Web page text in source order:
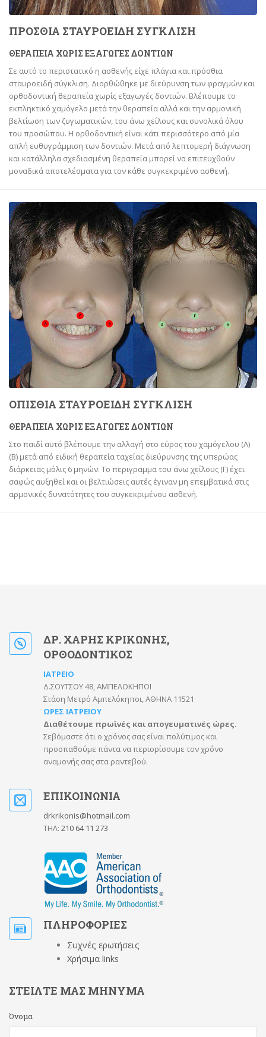
ΠΡΟΣΘΙΑ ΣΤΑΥΡΟΕΙΔΗ ΣΥΓΚΛΙΣΗ
ΘΕΡΑΠΕΙΑ ΧΩΡΙΣ ΕΞΑΓΩΓΕΣ ΔΟΝΤΙΩΝ
Σε αυτό το περιστατικό η ασθενής είχε πλάγια και πρόσθια
σταυροειδή σύγκλιση. Διορθώθηκε με διεύρυνση των φραγμών και
ορθοδοντική θεραπεία χωρίς εξαγωγές δοντιών. Βλέπουμε το
εκπληκτικό χαμόγελο μετά την θεραπεία αλλά και την αρμονική
βελτίωση των ζυγωματικών, του άνω χείλους και συνολικά όλου
του προσώπου. Η ορθοδοντική είναι κάτι περισσότερο από μία
απλή ευθυγράμμιση των δοντιών. Μετά από λεπτομερή διάγνωση
και κατάλληλα σχεδιασμένη θεραπεία μπορεί να επιτευχθούν
μοναδικά αποτελέσματα για τον κάθε συγκεκριμένο ασθενή.
ΟΠΙΣΘΙΑ ΣΤΑΥΡΟΕΙΔΗ ΣΥΓΚΛΙΣΗ
ΘΕΡΑΠΕΙΑ ΧΩΡΙΣ ΕΞΑΓΩΓΕΣ ΔΟΝΤΙΩΝ
Στο παιδί αυτό βλέπουμε την αλλαγή στο εύρος του χαμόγελου (Α)
(Β) μετά από ειδική θεραπεία ταχείας διεύρυνσης της υπερώας
διάρκειας μόλις 6 μηνών. Το περιγραμμα του άνω χείλους (Γ) έχει
σαφώς αυξηθεί και οι βελτιώσεις αυτές έγιναν μη επεμβατικά στις
αρμονικές δυνατότητες του συγκεκριμένου ασθενή.
ΔΡ. ΧΑΡΗΣ ΚΡΙΚΩΝΗΣ,
ΟΡΘΟΔΟΝΤΙΚΟΣ
ΙΑΤΡΕΙΟ
Δ.ΣΟΥΤΣΟΥ 48, ΑΜΠΕΛΟΚΗΠΟΙ
Στάση Μετρό Αμπελόκηποι, ΑΘΗΝΑ 11521
ΩΡΕΣ ΙΑΤΡΕΙΟΥ
Διαθέτουμε πρωϊνές και απογευματινές ώρες.
Σεβόμαστε ότι ο χρόνος σας είναι πολύτιμος και
προσπαθούμε πάντα να περιορίσουμε τον χρόνο
αναμονής σας στα ραντεβού.
ΕΠΙΚΟΙΝΩΝΙΑ
drkrikonis@hotmail.com
ΤΗΛ: 210 64 11 273
ΠΛΗΡΟΦΟΡΙΕΣ
Συχνές ερωτήσεις
Χρήσιμα links
ΣΤΕΙΛΤΕ ΜΑΣ ΜΗΝΥΜΑ
Όνομα